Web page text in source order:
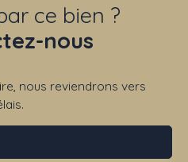
ce bien ?
nous
nous reviendrons vers